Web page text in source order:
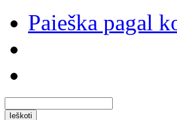
Paieška pagal